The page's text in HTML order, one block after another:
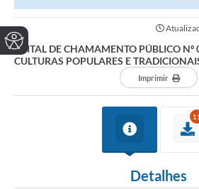
EDITAL DE CHAMAMENTO PÚBLICO
CULTURAS POPULARES E
Imprimir
11
Detalhes